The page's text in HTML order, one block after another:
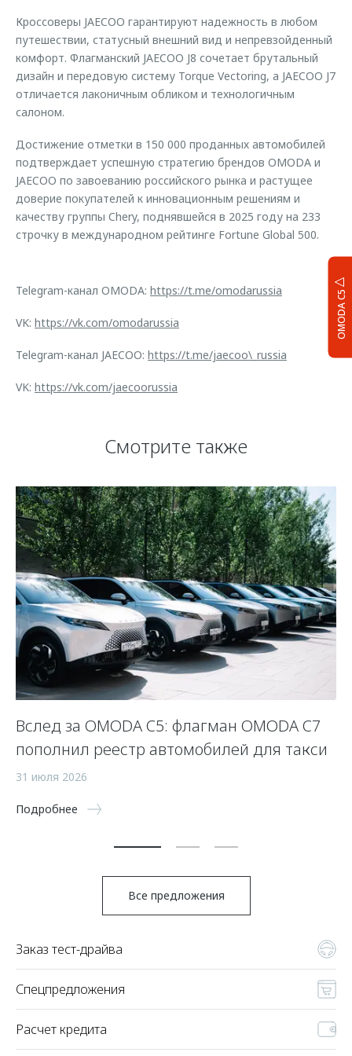
OMODA C5
Кроссоверы JAECOO гарантируют надежность в любом
путешествии, статусный внешний вид и непревзойденный
комфорт. Флагманский JAECOO J8 сочетает брутальный
дизайн и передовую систему Torque Vectoring, а JAECOO J7
отличается лаконичным обликом и технологичным
салоном.
Достижение отметки в 150 000 проданных автомобилей
подтверждает успешную стратегию брендов OMODA и
JAECOO по завоеванию российского рынка и растущее
доверие покупателей к инновационным решениям и
качеству группы Chery, поднявшейся в 2025 году на 233
строчку в международном рейтинге Fortune Global 500.
Telegram-канал OMODA: https://t.me/omodarussia
VK: https://vk.com/omodarussia
Telegram-канал JAECOO: https://t.me/jaecoo\_russia
VK: https://vk.com/jaecoorussia
Смотрите также
Вслед за OMODA C5: флагман OMODA C7
пополнил реестр автомобилей для такси
31 июля 2026
Подробнее
Все предложения
Заказ тест-драйва
Спецпредложения
Расчет кредита